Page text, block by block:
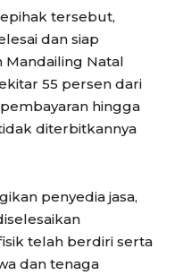
tersebut,
dan siap
Mandailing Natal
55 persen dari
hingga
diterbitkannya
penyedia jasa,
telah berdiri serta
dan tenaga